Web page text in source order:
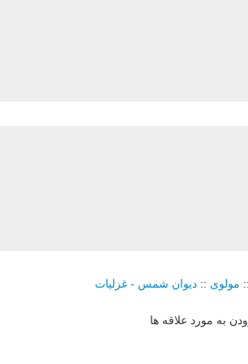
:: مولوی :: دیوان شمس - غزلیات
به مورد علاقه ها